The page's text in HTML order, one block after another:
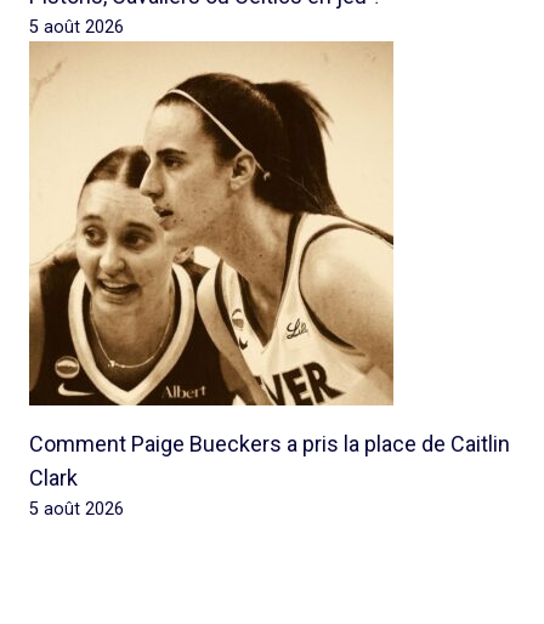
5 août 2026
Comment Paige Bueckers a pris la place de Caitlin
Clark
5 août 2026